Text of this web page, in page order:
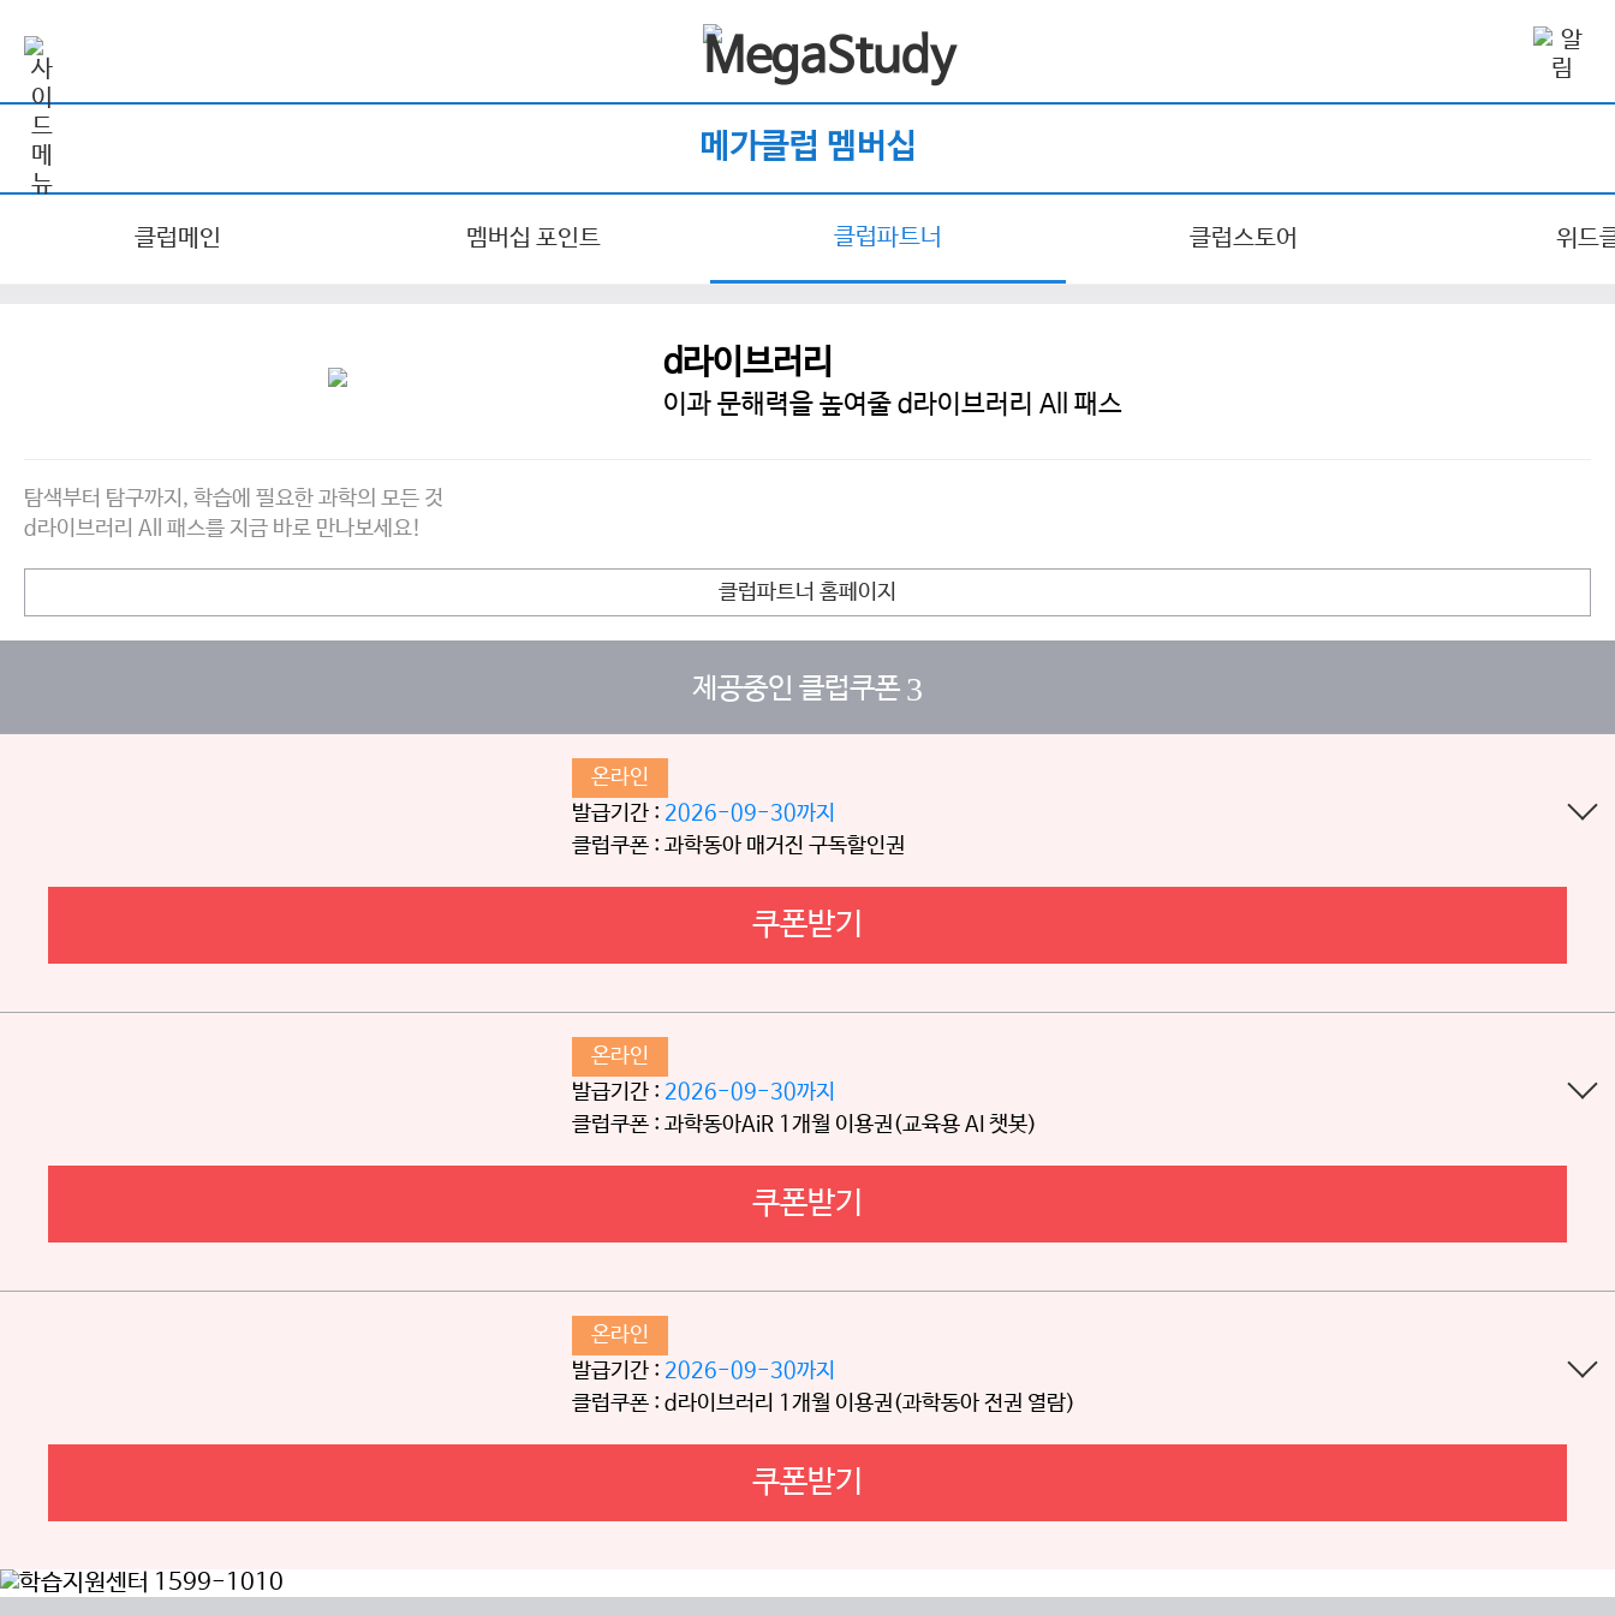
메가클럽 멤버십
클럽메인 멤버십 포인트 클럽파트너 클럽스토어 위드
d라이브러리
이과 문해력을 높여줄 d라이브러리 All 패스
탐색부터 탐구까지, 학습에 필요한 과학의 모든 것
d라이브러리 All 패스를 지금 바로 만나보세요!
클럽파트너 홈페이지
제공중인 클럽쿠폰 3
온라인
발급기간 : 2026-09-30까지
클럽쿠폰 : 과학동아 매거진 구독할인권
쿠폰받기
온라인
발급기간 : 2026-09-30까지
클럽쿠폰 : 과학동아AiR 1개월 이용권(교육용 AI 챗봇)
쿠폰받기
온라인
발급기간 : 2026-09-30까지
클럽쿠폰 : d라이브러리 1개월 이용권(과학동아 전권 열람)
쿠폰받기